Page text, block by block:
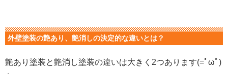
外壁塗装の艶あり、艶消しの決定的な違いとは？
艶あり塗装と艶消し塗装の違いは大きく2つあります(=ﾟωﾟ)